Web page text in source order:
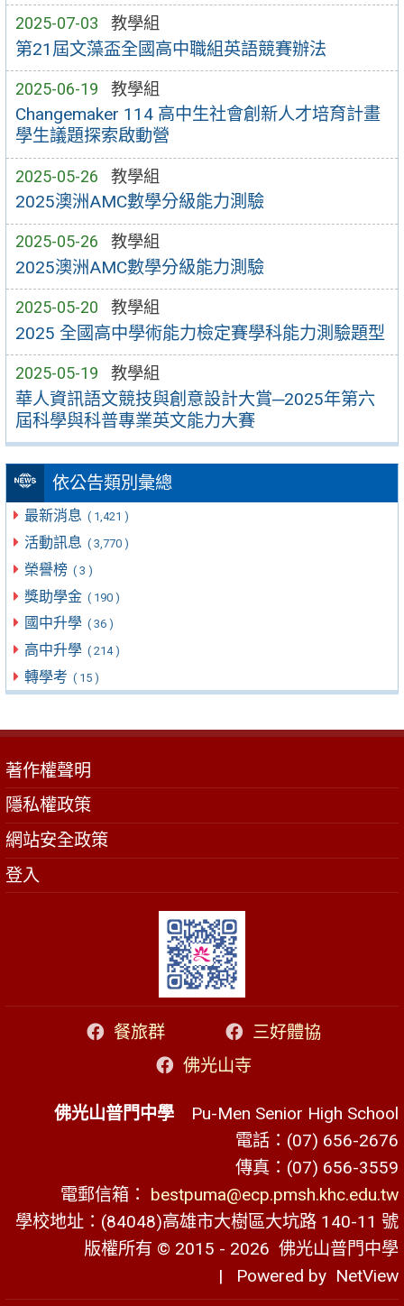
2025-07-03 教學組
第21屆文藻盃全國高中職組英語競賽辦法
2025-06-19 教學組
Changemaker 114 高中生社會創新人才培育計畫
學生議題探索啟動營
2025-05-26 教學組
2025澳洲AMC數學分級能力測驗
2025-05-26 教學組
2025澳洲AMC數學分級能力測驗
2025-05-20 教學組
2025 全國高中學術能力檢定賽學科能力測驗題型
2025-05-19 教學組
華人資訊語文競技與創意設計大賞─2025年第六
屆科學與科普專業英文能力大賽
依公告類別彙總
最新消息 ( 1,421 )
活動訊息 ( 3,770 )
榮譽榜 ( 3 )
獎助學金 ( 190 )
國中升學 ( 36 )
高中升學 ( 214 )
轉學考 ( 15 )
著作權聲明
隱私權政策
網站安全政策
登入
餐旅群
三好體協
佛光山寺
佛光山普門中學 Pu-Men Senior High School
電話：(07) 656-2676
傳真：(07) 656-3559
電郵信箱： bestpuma@ecp.pmsh.khc.edu.tw
學校地址：(84048)高雄市大樹區大坑路 140-11 號
版權所有 © 2015 - 2026 佛光山普門中學
| Powered by NetView